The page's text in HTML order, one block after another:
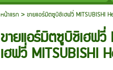
หน้าแรก>ขายแอร์มิตซูบิชิเฮฟวี่ MITSUBISHI
ขายแอร์มิตซูบิชิเฮฟ
เฮฟวี่ MITSUBISHI